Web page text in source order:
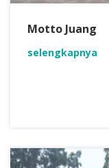
Motto Juang
selengkapnya